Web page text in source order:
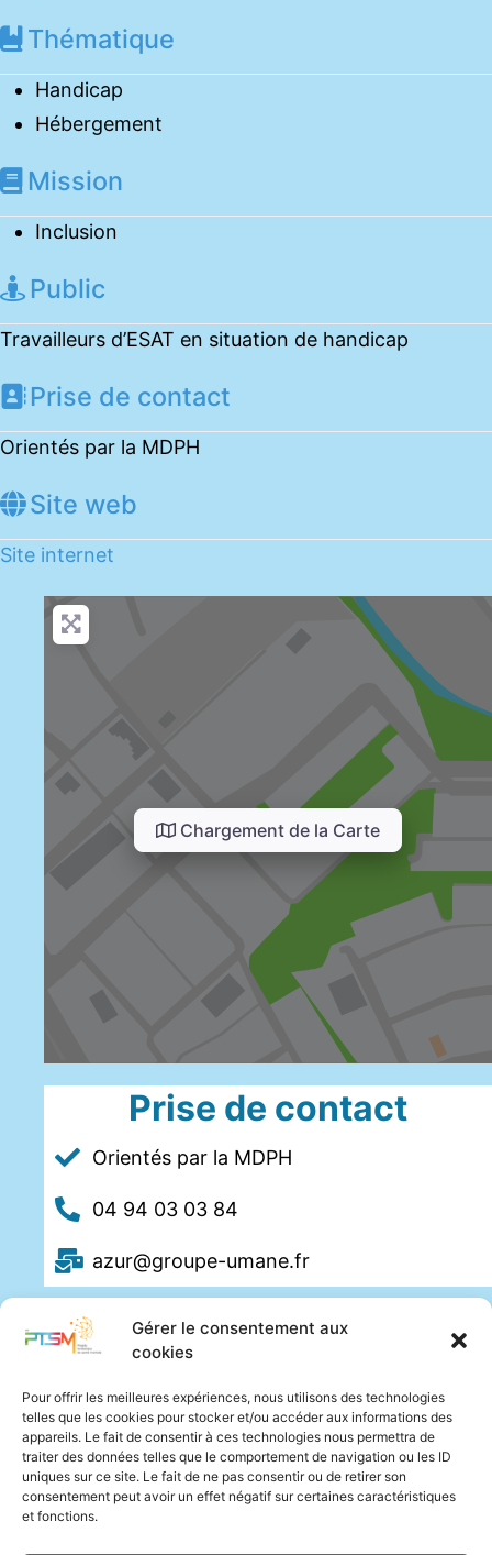
Gérer le consentement aux
cookies
Pour offrir les meilleures expériences, nous utilisons des technologies
telles que les cookies pour stocker et/ou accéder aux informations des
appareils. Le fait de consentir à ces technologies nous permettra de
traiter des données telles que le comportement de navigation ou les ID
uniques sur ce site. Le fait de ne pas consentir ou de retirer son
consentement peut avoir un effet négatif sur certaines caractéristiques
et fonctions.
Thématique
Handicap
Hébergement
Mission
Inclusion
Public
Travailleurs d’ESAT en situation de handicap
Prise de contact
Orientés par la MDPH
Site web
Site internet
Chargement de la Carte
Prise de contact
Orientés par la MDPH
04 94 03 03 84
azur@groupe-umane.fr